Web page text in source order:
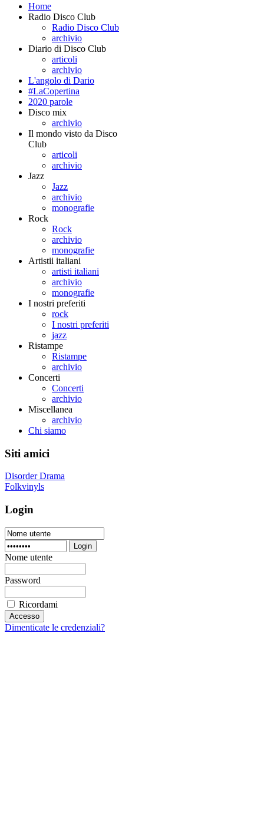
Home
Radio Disco Club
Radio Disco Club
archivio
Diario di Disco Club
articoli
archivio
L'angolo di Dario
#LaCopertina
2020 parole
Disco mix
archivio
Il mondo visto da Disco
Club
articoli
archivio
Jazz
Jazz
archivio
monografie
Rock
Rock
archivio
monografie
Artistii italiani
artisti italiani
archivio
monografie
I nostri preferiti
rock
I nostri preferiti
jazz
Ristampe
Ristampe
archivio
Concerti
Concerti
archivio
Miscellanea
archivio
Chi siamo
Siti amici
Disorder Drama
Folkvinyls
Login
Login
Nome utente
Password
Ricordami
Dimenticate le credenziali?